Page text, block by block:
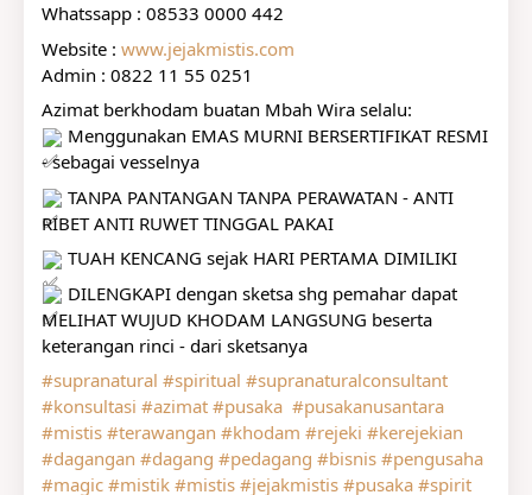
Whatssapp : 08533 0000 442
Website : www.jejakmistis.com
Admin : 0822 11 55 0251
Azimat berkhodam buatan Mbah Wira selalu:
Menggunakan EMAS MURNI BERSERTIFIKAT RESMI
- sebagai vesselnya
TANPA PANTANGAN TANPA PERAWATAN - ANTI
RIBET ANTI RUWET TINGGAL PAKAI
TUAH KENCANG sejak HARI PERTAMA DIMILIKI
DILENGKAPI dengan sketsa shg pemahar dapat
MELIHAT WUJUD KHODAM LANGSUNG beserta
keterangan rinci - dari sketsanya
#supranatural #spiritual #supranaturalconsultant
#konsultasi #azimat #pusaka #pusakanusantara
#mistis #terawangan #khodam #rejeki #kerejekian
#dagangan #dagang #pedagang #bisnis #pengusaha
#magic #mistik #mistis #jejakmistis #pusaka #spirit